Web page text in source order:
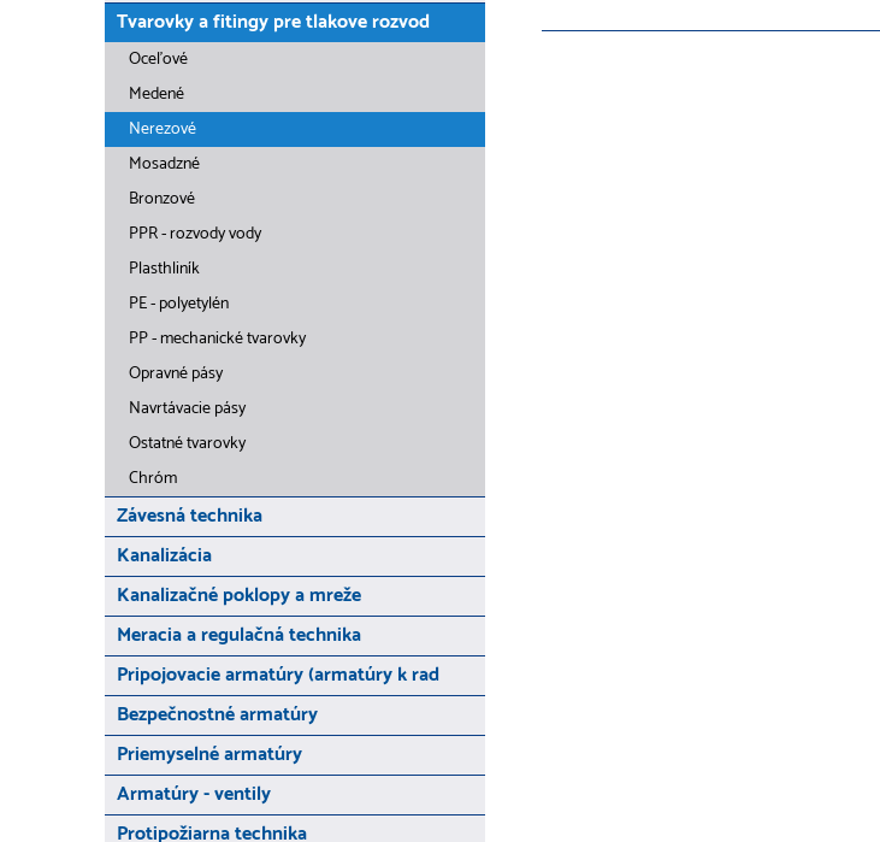
Tvarovky a fitingy pre tlakove rozvod
Oceľové
Medené
Nerezové
Mosadzné
Bronzové
PPR - rozvody vody
Plasthliník
PE - polyetylén
PP - mechanické tvarovky
Opravné pásy
Navrtávacie pásy
Ostatné tvarovky
Chróm
Závesná technika
Kanalizácia
Kanalizačné poklopy a mreže
Meracia a regulačná technika
Pripojovacie armatúry (armatúry k rad
Bezpečnostné armatúry
Priemyselné armatúry
Armatúry - ventily
Protipožiarna technika